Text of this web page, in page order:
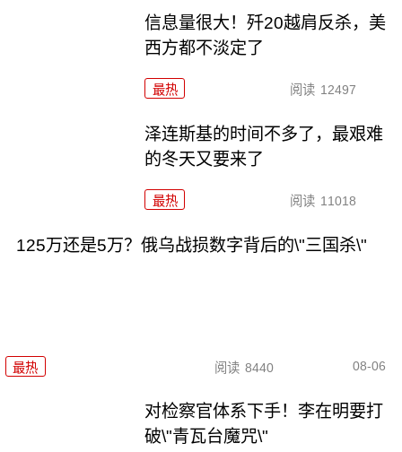
信息量很大！歼20越肩反杀，美
西方都不淡定了
最热 阅读 12497
泽连斯基的时间不多了，最艰难
的冬天又要来了
最热 阅读 11018
125万还是5万？俄乌战损数字背后的\"三国杀\"
最热 阅读 8440 08-06
对检察官体系下手！李在明要打
破\"青瓦台魔咒\"